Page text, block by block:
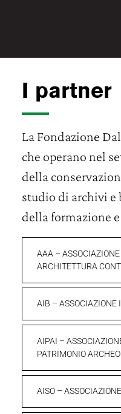
I partner
La Fondazione
che operano nel
della
studio di archivi e
della formazione
AAA –
ARCHITETTURA
AIB – ASSOCIAZIONE
AIPAI –
PATRIMONIO
AISO –